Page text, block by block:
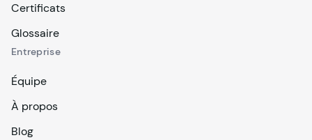
Certificats
Glossaire
Entreprise
Équipe
À propos
Blog